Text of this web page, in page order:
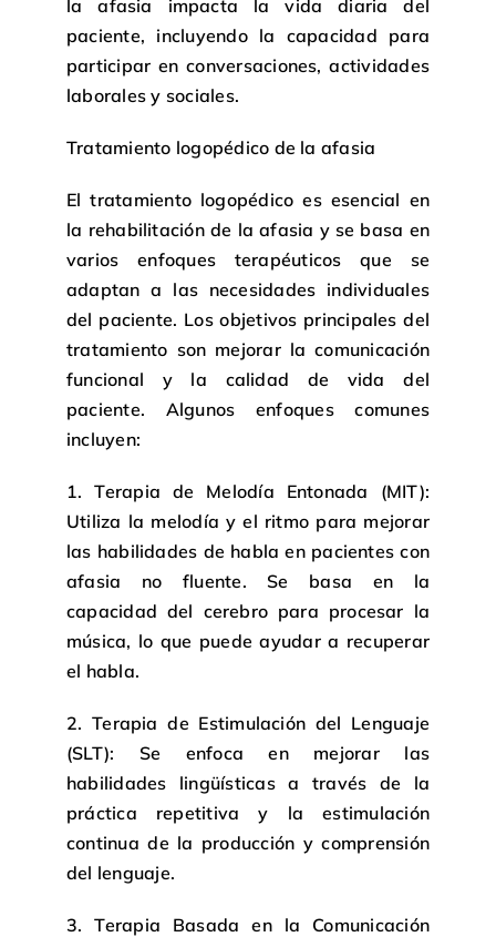
la afasia impacta la vida diaria del
paciente, incluyendo la capacidad para
participar en conversaciones, actividades
laborales y sociales.
Tratamiento logopédico de la afasia
El tratamiento logopédico es esencial en
la rehabilitación de la afasia y se basa en
varios enfoques terapéuticos que se
adaptan a las necesidades individuales
del paciente. Los objetivos principales del
tratamiento son mejorar la comunicación
funcional y la calidad de vida del
paciente. Algunos enfoques comunes
incluyen:
1. Terapia de Melodía Entonada (MIT):
Utiliza la melodía y el ritmo para mejorar
las habilidades de habla en pacientes con
afasia no fluente. Se basa en la
capacidad del cerebro para procesar la
música, lo que puede ayudar a recuperar
el habla.
2. Terapia de Estimulación del Lenguaje
(SLT): Se enfoca en mejorar las
habilidades lingüísticas a través de la
práctica repetitiva y la estimulación
continua de la producción y comprensión
del lenguaje.
3. Terapia Basada en la Comunicación